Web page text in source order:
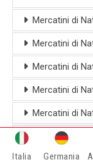
Mercatini di
Mercatini di
Mercatini di
Mercatini di
Mercatini di
Mercatini di
Mercatini di
Italia Germania